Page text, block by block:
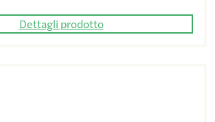
Dettagli prodotto